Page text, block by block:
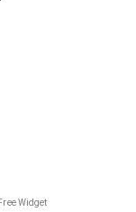
Widget